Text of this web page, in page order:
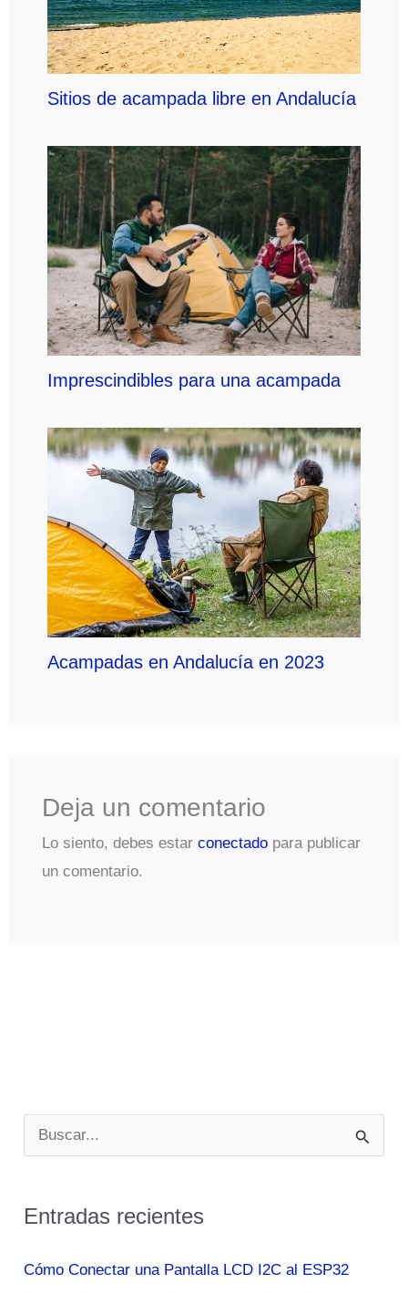
Sitios de acampada libre en Andalucía
Imprescindibles para una acampada
Acampadas en Andalucía en 2023
Deja un comentario
Lo siento, debes estar conectadopara publicar
un comentario.
u
c
Entradas recientes
Cómo Conectar una Pantalla LCD I2C al ESP32